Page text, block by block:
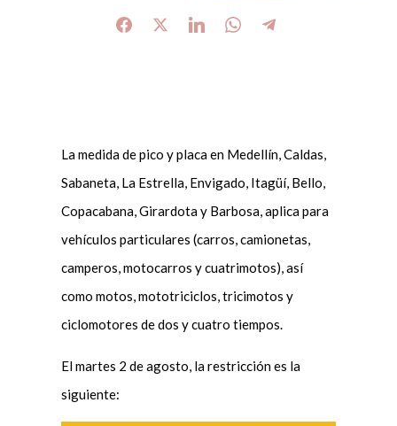
La medida de pico y placa en Medellín, Caldas,
Sabaneta, La Estrella, Envigado, Itagüí, Bello,
Copacabana, Girardota y Barbosa, aplica para
vehículos particulares (carros, camionetas,
camperos, motocarros y cuatrimotos), así
como motos, mototriciclos, tricimotos y
ciclomotores de dos y cuatro tiempos.
El martes 2 de agosto, la restricción es la
siguiente: